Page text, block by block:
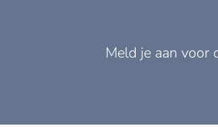
Meld je aan voor